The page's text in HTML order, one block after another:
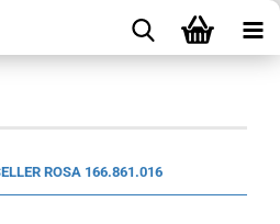
ROSA 166.861.016